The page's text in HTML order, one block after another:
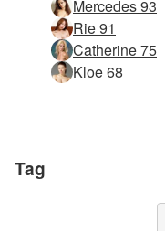
Mercedes 93
Rie 91
Catherine 75
Kloe 68
Tag